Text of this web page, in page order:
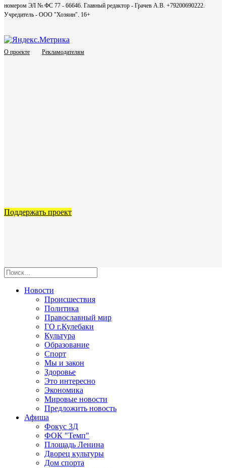
номером ЭЛ № ФС 77 - 66646. Главный редактор - Грачев А.В. +79200690222.
Учредитель - ООО "Хозяин". 16+
О проекте Рекламодателям
Поддержать проект
Новости
Происшествия
Политика
Православный мир
ГО г.Кулебаки
Культура
Образование
Спорт
Мы и закон
Здоровье
Это интересно
Экономика
Мировые новости
Предложить новость
Афиша
Фокус 3Д
ФОК "Темп"
Площадь Ленина
Дворец культуры
Дом спорта